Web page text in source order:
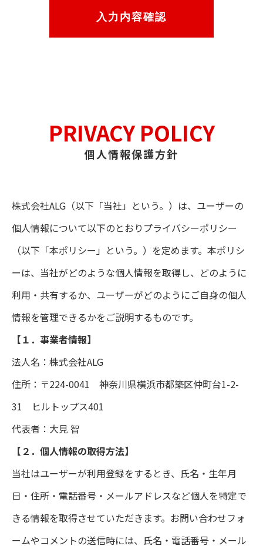
理念
PRIVACY POLICY
個人情報保護方針
株式会社ALG（以下「当社」という。）は、ユーザーの
個人情報について以下のとおりプライバシーポリシー
（以下「本ポリシー」という。）を定めます。本ポリシ
ーは、当社がどのような個人情報を取得し、どのように
利用・共有するか、ユーザーがどのようにご自身の個人
情報を管理できるかをご説明するものです。
【１．事業者情報】
法人名：株式会社ALG
住所：〒224-0041 神奈川県横浜市都築区仲町台1-2-
31 ヒルトップス401
代表者：大見 智
【２．個人情報の取得方法】
当社はユーザーが利用登録をするとき、氏名・生年月
日・住所・電話番号・メールアドレスなど個人を特定で
きる情報を取得させていただきます。お問い合わせフォ
ームやコメントの送信時には、氏名・電話番号・メール